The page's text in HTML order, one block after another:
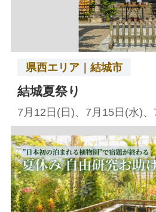
県西エリア｜結城市
結城夏祭り
7月12日(日)、7月15日(水)